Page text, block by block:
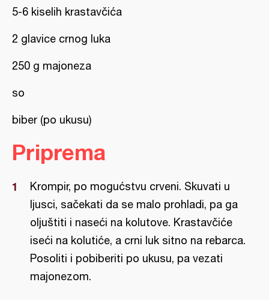
5-6 kiselih krastavčića
2 glavice crnog luka
250 g majoneza
so
biber (po ukusu)
Priprema
Krompir, po mogućstvu crveni. Skuvati u
ljusci, sačekati da se malo prohladi, pa ga
oljuštiti i naseći na kolutove. Krastavčiće
iseći na kolutiće, a crni luk sitno na rebarca.
Posoliti i pobiberiti po ukusu, pa vezati
majonezom.